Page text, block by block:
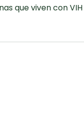
que viven con VIH